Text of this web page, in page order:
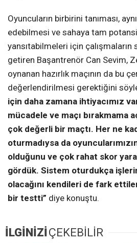
Oyuncuların birbirini tanıması,
edebilmesi ve sahaya tam
yansıtabilmeleri için
getiren Başantrenör Can Sevim,
oynanan hazırlık maçının da bu
değerlendirilmesi gerektiğini
için daha zamana ihtiyacımız
mücadele ve maçı bırakmama
çok değerli bir maçtı. Her ne
oturmadıysa da
olduğunu ve çok rahat skor
gördük. Sistem oturdukça
olacağını kendileri de fark
bir testti” diye konuştu.
İLGİNİZİÇEKEBİLİR